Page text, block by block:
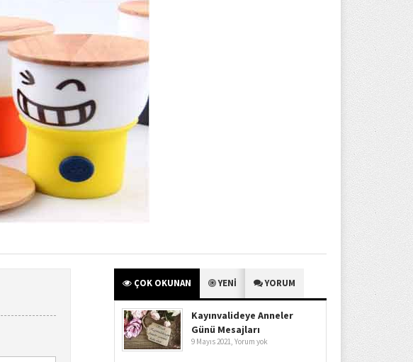
ÇOK OKUNAN YENİ YORUM
Kayınvalideye Anneler
Günü Mesajları
9 Mayıs 2021, Yorum yok